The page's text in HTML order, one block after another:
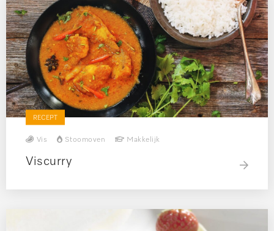
RECEPT
Vis Stoomoven Makkelijk
Viscurry